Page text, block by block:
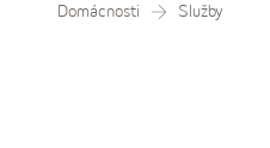
Domácnosti Služby